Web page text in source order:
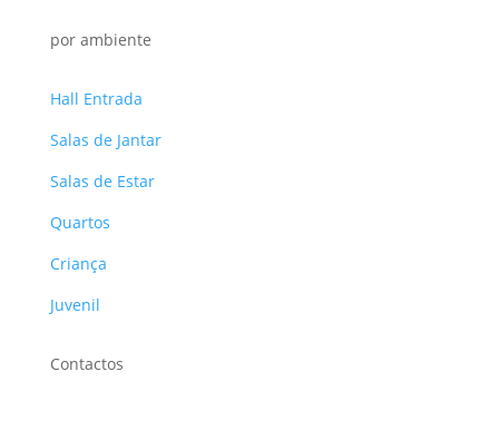
por ambiente
Hall Entrada
Salas de Jantar
Salas de Estar
Quartos
Criança
Juvenil
Contactos